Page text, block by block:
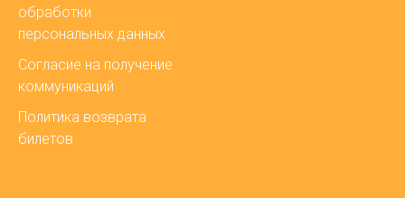
обработки
персональных данных
Согласие на получение
коммуникаций
Политика возврата
билетов